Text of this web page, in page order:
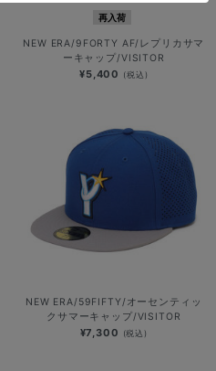
再入荷
NEW ERA/9FORTY AF/レプリカサマ
ーキャップ/VISITOR
¥5,400 (税込)
NEW ERA/59FIFTY/オーセンティッ
クサマーキャップ/VISITOR
¥7,300 (税込)